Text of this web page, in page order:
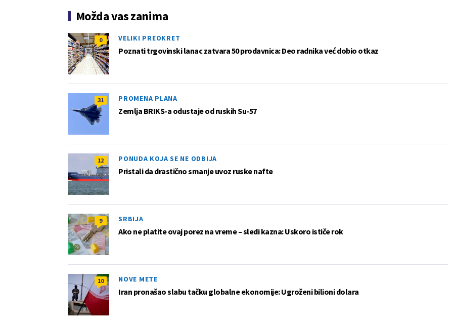
Možda vas zanima
0 VELIKI PREOKRET
Poznati trgovinski lanac zatvara 50 prodavnica: Deo radnika već dobio otkaz
31 PROMENA PLANA
Zemlja BRIKS-a odustaje od ruskih Su-57
12 PONUDA KOJA SE NE ODBIJA
Pristali da drastično smanje uvoz ruske nafte
9 SRBIJA
Ako ne platite ovaj porez na vreme – sledi kazna: Uskoro ističe rok
10 NOVE METE
Iran pronašao slabu tačku globalne ekonomije: Ugroženi bilioni dolara